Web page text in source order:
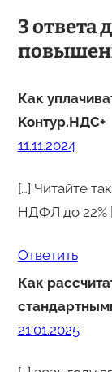
3 ответа
Как
Контур.НДС+
11.11.2024
[…] Читайте
НДФЛ до 22%
Ответить
Как
21.01.2025